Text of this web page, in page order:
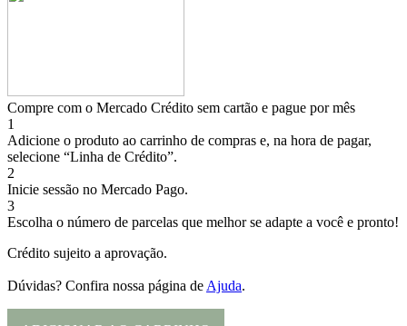
Compre com o Mercado Crédito sem cartão e pague por mês
1
Adicione o produto ao carrinho de compras e, na hora de pagar,
selecione “Linha de Crédito”.
2
Inicie sessão no Mercado Pago.
3
Escolha o número de parcelas que melhor se adapte a você e pronto!
Crédito sujeito a aprovação.
Dúvidas? Confira nossa página de Ajuda.